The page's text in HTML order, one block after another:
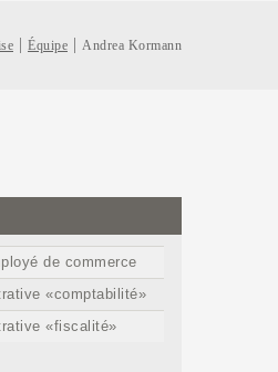
(au
Équipe Andrea Kormann
de commerce
«comptabilité»
«fiscalité»